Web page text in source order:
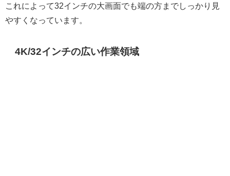
これによって32インチの大画面でも端の方までしっかり見
やすくなっています。
4K/32インチの広い作業領域